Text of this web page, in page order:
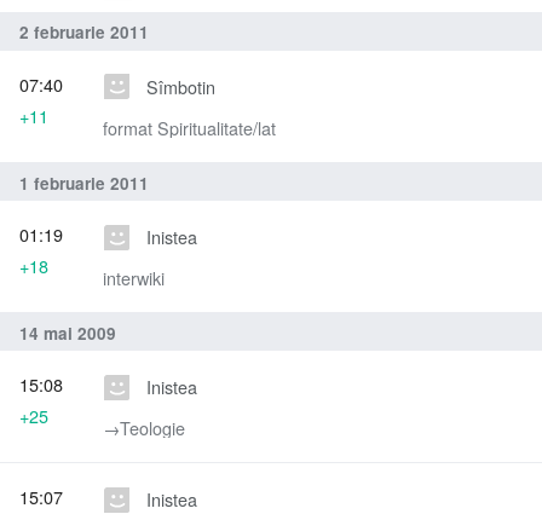
2 februarie 2011
Sîmbotin
format Spiritualitate/lat
07:40
+11
1 februarie 2011
Inistea
interwiki
01:19
+18
14 mai 2009
Inistea
→‎Teologie
15:08
+25
Inistea
15:07